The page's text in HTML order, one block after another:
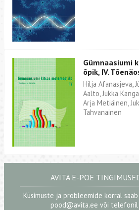
Gümnaasiumi
õpik, IV.
Hilja Afanasjeva,
Aalto, Jukka
Arja Metiäinen,
Tahvanainen
AVITA E-POE
Küsimuste ja probleemide korral
pood@avita.ee või telefonil